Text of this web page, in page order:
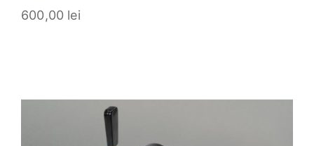
600,00 lei